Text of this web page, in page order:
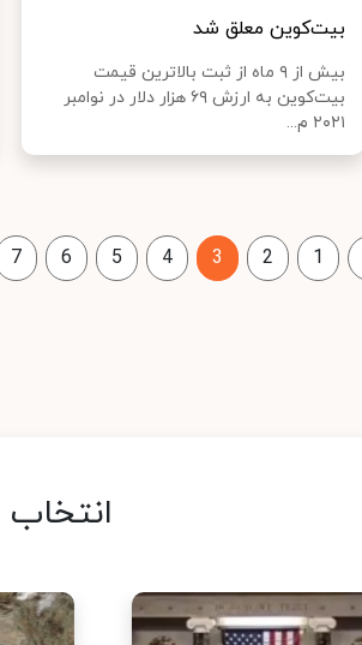
بیت‌کوین معلق شد
بیش از ۹ ماه از ثبت بالاترین قیمت
بیت‌کوین به ارزش ۶۹ هزار دلار در نوامبر
۲۰۲۱ م...
1
2
3
4
5
6
7
انتخاب